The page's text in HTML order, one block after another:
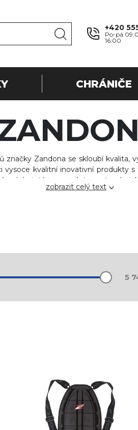
+420
Po-pá
16:00
CHRÁNIČE
značky Zandona se skloubí kvalita,
vysoce kvalitní inovativní produkty
týmy a piloty, externími
technologickým krokům a
zobrazit celý text
5